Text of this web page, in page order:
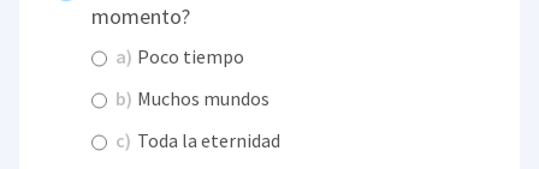
momento?
a) Poco tiempo
b) Muchos mundos
c) Toda la eternidad